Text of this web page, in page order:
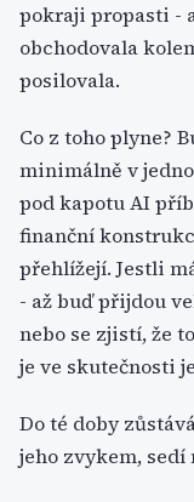
pokraji propasti -
obchodovala
posilovala.
Co z toho plyne?
minimálně v
pod kapotu AI
finanční
přehlížejí. Jestli
- až buď přijdou
nebo se zjistí, že
je ve skutečnosti
Do té doby
jeho zvykem, sedí